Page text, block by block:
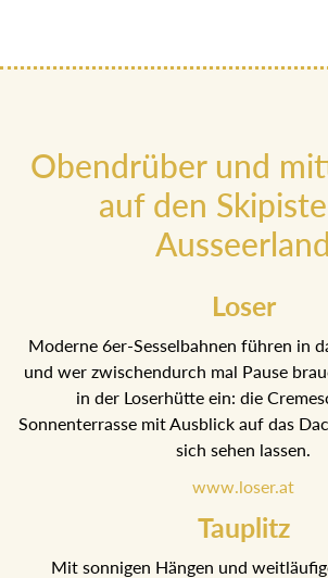
Obendrüber und
auf den
Ausseerland
Loser
Moderne 6er-Sesselbahnen führen in
und wer zwischendurch mal Pause
in der Loserhütte ein: die
Sonnenterrasse mit Ausblick auf das
kann sich sehen lassen.
www.loser.at
Tauplitz
Mit sonnigen Hängen und